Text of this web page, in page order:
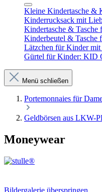
Kleine Kindertasche &
Kinderrucksack mit
Kindertasche &
Kinderbeutel &
Lätzchen für Kinder
Gürtel für Kinder: KID
Menü schließen
Portemonnaies für
Geldbörsen aus LKW-
Moneywear
Bildergalerie überspringen